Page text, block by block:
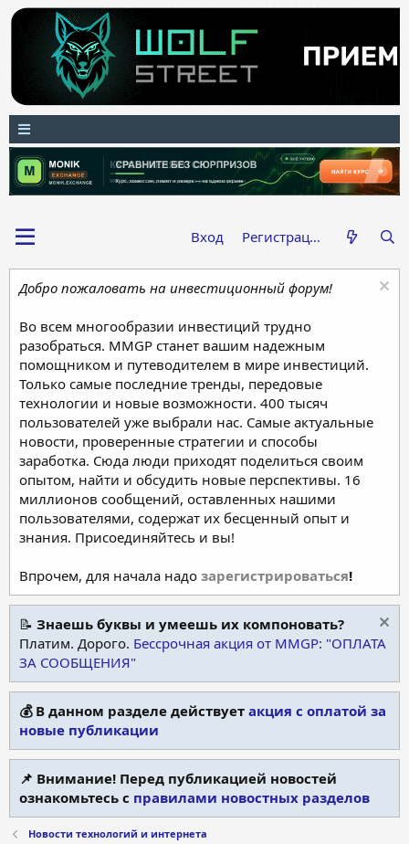
Вход Регистрация
Добро пожаловать на инвестиционный форум!
Во всем многообразии инвестиций трудно
разобраться. MMGP станет вашим надежным
помощником и путеводителем в мире инвестиций.
Только самые последние тренды, передовые
технологии и новые возможности. 400 тысяч
пользователей уже выбрали нас. Самые актуальные
новости, проверенные стратегии и способы
заработка. Сюда люди приходят поделиться своим
опытом, найти и обсудить новые перспективы. 16
миллионов сообщений, оставленных нашими
пользователями, содержат их бесценный опыт и
знания. Присоединяйтесь и вы!
Впрочем, для начала надо зарегистрироваться!
📝 Знаешь буквы и умеешь их компоновать?
Платим. Дорого. Бессрочная акция от MMGP: "ОПЛАТА
ЗА СООБЩЕНИЯ"
💰 В данном разделе действует акция с оплатой за
новые публикации
📌 Внимание! Перед публикацией новостей
ознакомьтесь с правилами новостных разделов
Новости технологий и интернета